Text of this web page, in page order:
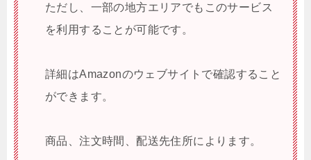
ただし、一部の地方エリアでもこのサービス
を利用することが可能です。
詳細はAmazonのウェブサイトで確認すること
ができます。
商品、注文時間、配送先住所によります。